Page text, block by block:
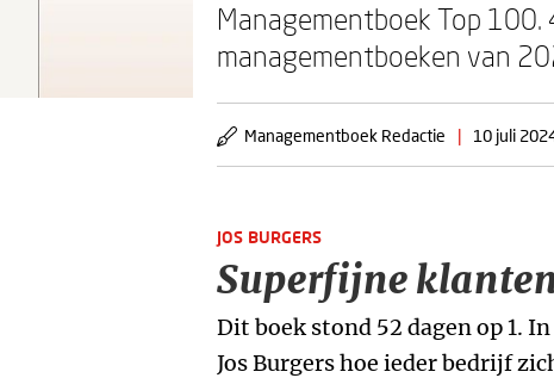
Managementboek Top
managementboeken van
Managementboek Redactie | 10 juli
JOS BURGERS
Superfijne
Dit boek stond 52 dagen op 1.
Jos Burgers hoe ieder bedrijf